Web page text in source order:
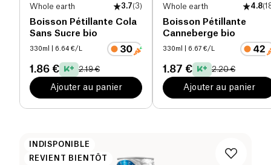
Whole earth 3.7(3)
Boisson Pétillante Cola
Sans Sucre bio
330ml | 6.64 €/L
1.86 € 2.19 €
Ajouter au panier
Whole earth 4.8(
Boisson Pétillante
Canneberge bio
330ml | 6.67 €/L
1.87 € 2.20 €
Ajouter au panier
INDISPONIBLE
REVIENT BIENTÔT